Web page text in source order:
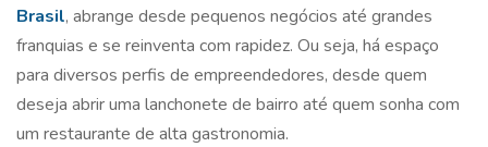
Brasil, abrange desde pequenos negócios até grandes
franquias e se reinventa com rapidez. Ou seja, há espaço
para diversos perfis de empreendedores, desde quem
deseja abrir uma lanchonete de bairro até quem sonha com
um restaurante de alta gastronomia.